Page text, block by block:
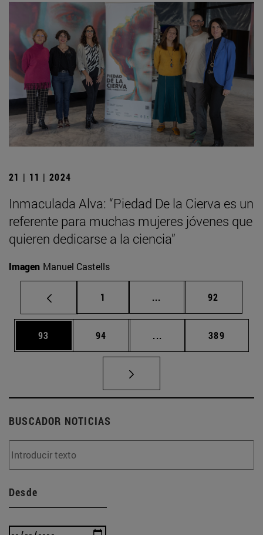
21 | 11 | 2024
Inmaculada Alva: “Piedad De la Cierva es un
referente para muchas mujeres jóvenes que
quieren dedicarse a la ciencia”
Imagen Manuel Castells
Página
1 ... Páginas intermedias
Página
92
Página
93 Página
94 ... Páginas intermedias
Página
389
BUSCADOR NOTICIAS
Desde